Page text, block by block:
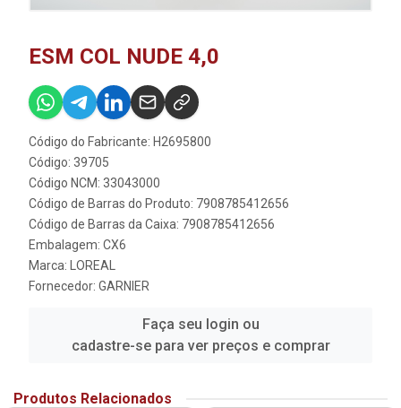
ESM COL NUDE 4,0
Código do Fabricante: H2695800
Código: 39705
Código NCM: 33043000
Código de Barras do Produto: 7908785412656
Código de Barras da Caixa: 7908785412656
Embalagem: CX6
Marca:
LOREAL
Fornecedor: GARNIER
Faça seu login ou
cadastre-se para ver preços e comprar
Produtos Relacionados